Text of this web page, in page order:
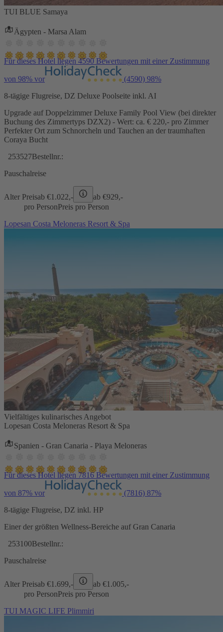
TUI BLUE Samaya
Ägypten - Marsa Alam
Für dieses Hotel liegen 4590 Bewertungen mit einer Zustimmung
von 98% vor (4590) 98%
8-tägige Flugreise, DZ Deluxe Poolseite inkl. AI
Upgrade auf Doppelzimmer Deluxe Family Pool View (bei direkter
Buchung des Zimmertyps DZX2) - Wert: ca. € 220,- pro Zimmer
Perfekter Ort zum Schnorcheln und Tauchen an der traumhaften
Coraya Bucht
253527Bestellnr.:
Pauschalreise
Alter Preisab €1.022,- ab €929,-
pro PersonPreis pro Person
Lopesan Costa Meloneras Resort & Spa
Vielfältiges kulinarisches Angebot
Lopesan Costa Meloneras Resort & Spa
Spanien - Gran Canaria - Playa Meloneras
Für dieses Hotel liegen 7816 Bewertungen mit einer Zustimmung
von 87% vor (7816) 87%
8-tägige Flugreise, DZ inkl. HP
Einer der größten Wellness-Bereiche auf Gran Canaria
253100Bestellnr.:
Pauschalreise
Alter Preisab €1.699,- ab €1.005,-
pro PersonPreis pro Person
TUI MAGIC LIFE Plimmiri